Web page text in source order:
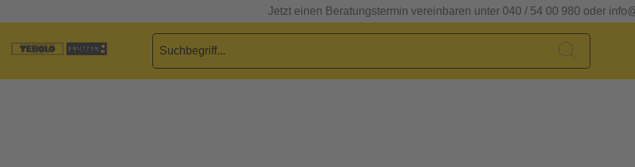
Jetzt einen Beratungstermin vereinbaren unter 040 / 54 00 980 oder